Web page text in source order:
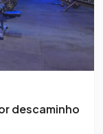
descaminho